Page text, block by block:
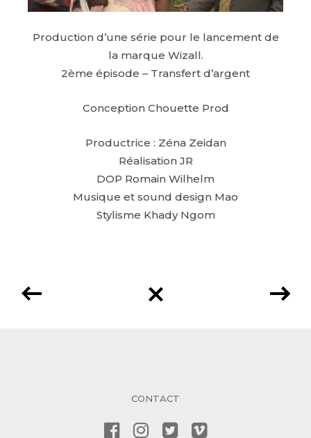
Production d’une série pour le lancement de
la marque Wizall.
2ème épisode – Transfert d’argent
Conception Chouette Prod
Productrice : Zéna Zeidan
Réalisation JR
DOP Romain Wilhelm
Musique et sound design Mao
Stylisme Khady Ngom
CONTACT